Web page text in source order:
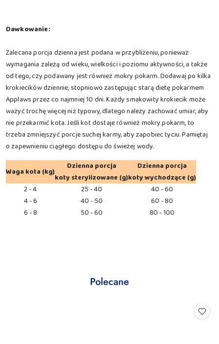
Dawkowanie:
Zalecana porcja dzienna jest podana w przybliżeniu, ponieważ
wymagania zależą od wieku, wielkości i poziomu aktywności, a także
od tego, czy podawany jest również mokry pokarm. Dodawaj po kilka
krokiecików dziennie, stopniowo zastępując starą dietę pokarmem
Applaws przez co najmniej 10 dni. Każdy smakowity krokiecik może
ważyć trochę więcej niż typowy, dlatego należy zachować umiar, aby
nie przekarmić kota. Jeśli kot dostaje również mokry pokarm, to
trzeba zmniejszyć porcje suchej karmy, aby zapobiec tyciu. Pamiętaj
o zapewnieniu ciągłego dostępu do świeżej wody.
Waga kota (kg)
Dzienna porcja
koty sterylizowane (g)
Dzienna porcja
koty wychodzące (g)
2 - 4
25 - 40
40 - 60
4 - 6
40 - 50
60 - 80
6 - 8
50 - 60 80 - 100
Pomiń karuzelę produktów
Produkty
Polecane